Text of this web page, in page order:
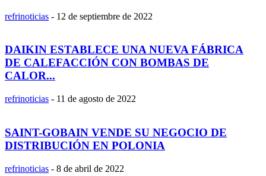
refrinoticias - 12 de septiembre de 2022
DAIKIN ESTABLECE UNA NUEVA FÁBRICA
DE CALEFACCIÓN CON BOMBAS DE
CALOR...
refrinoticias - 11 de agosto de 2022
SAINT-GOBAIN VENDE SU NEGOCIO DE
DISTRIBUCIÓN EN POLONIA
refrinoticias - 8 de abril de 2022